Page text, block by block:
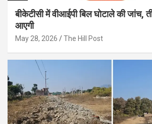
बीकेटीसी में वीआईपी बिल घोटाले की जांच,
आएगी
May 28, 2026 The Hill Post